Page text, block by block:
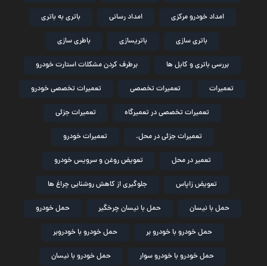
امداد خودرو مرکزی امداد رسانی باتری به باتری
باتری سازی باتریسازی باطری سازی
بررسی باتری و کابل ها برطرف کردن مشکلات استارت خودرو
تعمیرات تعمیرات تخصصی تعمیرات تخصصی خودرو
تعمیرات تخصصی در تعمیرگاه تعمیرات جزئی
تعمیرات جزئی در محل. تعمیرات خودرو
تعمیر در محل تعویض روغن و سرویس خودرو
تعویض زاپاس جلوگیری از کاهش روشنایی چراغ ها
حمل با نیسان حمل با نیسان چرخگیر حمل خودرو
حمل خودرو با خودرو بر حمل خودرو با خودروبر
حمل خودرو با خودرو سوار حمل خودرو با نیسان